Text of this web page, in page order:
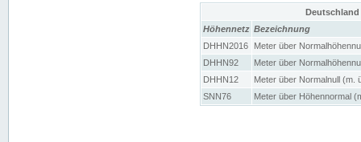
Höhennetz Bezeichnung
DHHN2016
Meter über
DHHN92
Meter über
DHHN12
Meter über Normalnull (m.
SNN76
Meter über Höhennormal